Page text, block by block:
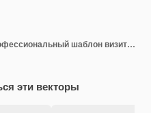
Современный и чистый профессиональный шаблон визитной карточки
эти векторы